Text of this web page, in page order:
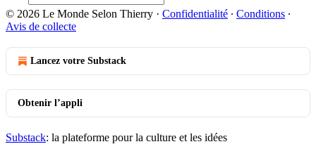
© 2026 Le Monde Selon Thierry · Confidentialité ∙ Conditions ∙
Avis de collecte
Lancez votre Substack
Obtenir l’appli
Substack: la plateforme pour la culture et les idées